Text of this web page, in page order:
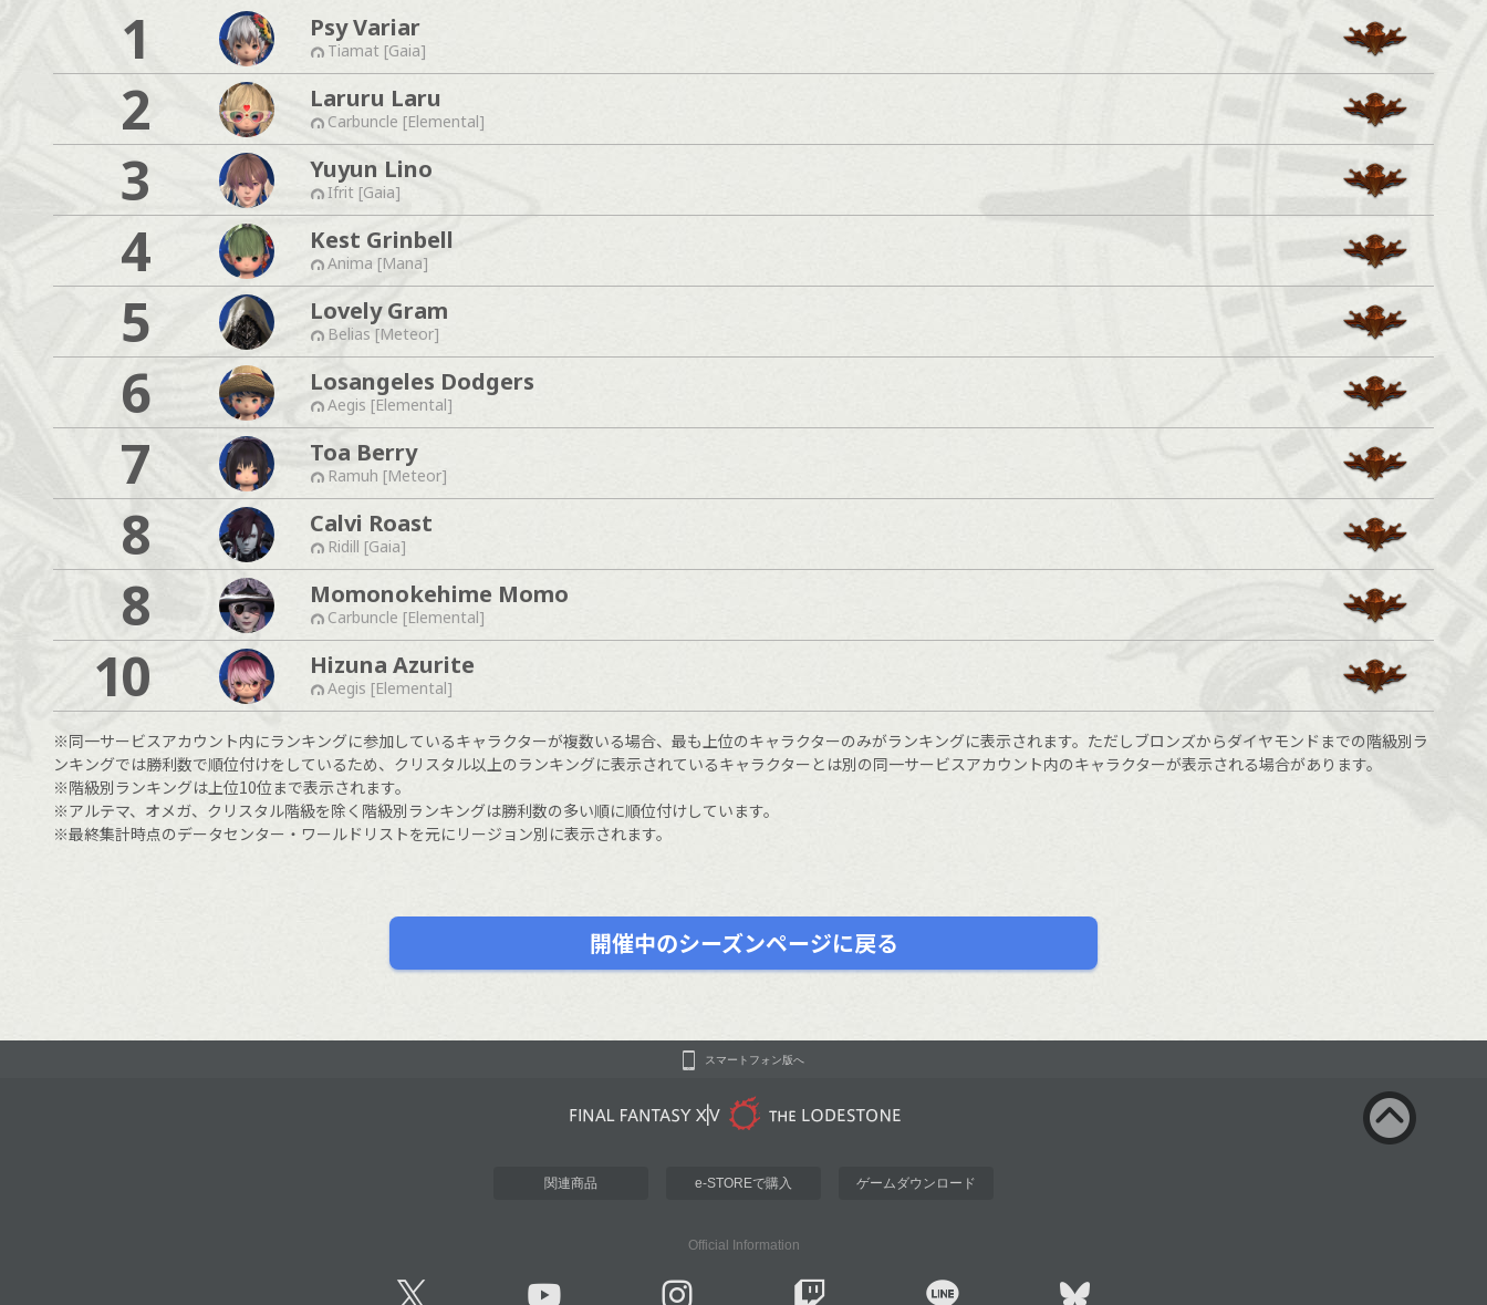
1 Psy Variar
Tiamat [Gaia]
2 Laruru Laru
Carbuncle [Elemental]
3 Yuyun Lino
Ifrit [Gaia]
4 Kest Grinbell
Anima [Mana]
5 Lovely Gram
Belias [Meteor]
6 Losangeles Dodgers
Aegis [Elemental]
7 Toa Berry
Ramuh [Meteor]
8 Calvi Roast
Ridill [Gaia]
8 Momonokehime Momo
Carbuncle [Elemental]
10 Hizuna Azurite
Aegis [Elemental]
※同一サービスアカウント内にランキングに参加しているキャラクターが複数いる場合、最も上位のキャラクターのみがランキングに表示されます。ただしブロンズからダイヤモンドまでの階級別ラ
ンキングでは勝利数で順位付けをしているため、クリスタル以上のランキングに表示されているキャラクターとは別の同一サービスアカウント内のキャラクターが表示される場合があります。
※階級別ランキングは上位10位まで表示されます。
※アルテマ、オメガ、クリスタル階級を除く階級別ランキングは勝利数の多い順に順位付けしています。
※最終集計時点のデータセンター・ワールドリストを元にリージョン別に表示されます。
開催中のシーズンページに戻る
スマートフォン版へ
関連商品 e-STOREで購入 ゲームダウンロード
Official Information